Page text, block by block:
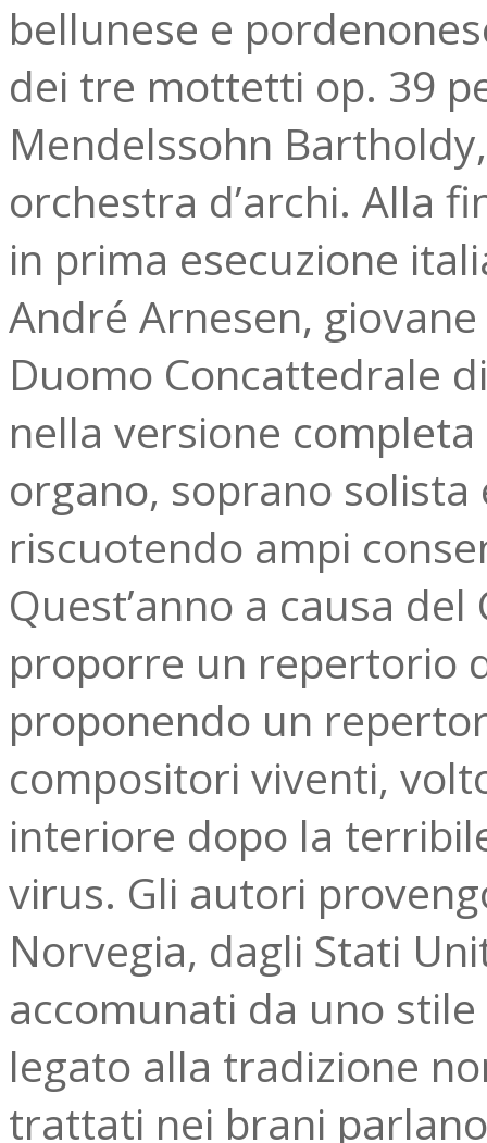
bellunese e
dei tre mottetti op. 39
Mendelssohn
orchestra d’archi. Alla
in prima esecuzione
André Arnesen,
Duomo Concattedrale
nella versione
organo, soprano
riscuotendo ampi
Quest’anno a causa
proporre un repertorio
proponendo un
compositori viventi,
interiore dopo la
virus. Gli autori
Norvegia, dagli Stati
accomunati da uno
legato alla tradizione
trattati nei brani